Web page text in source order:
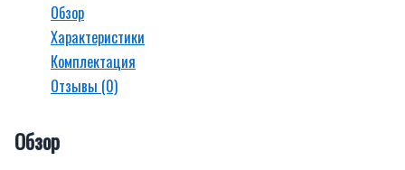
Обзор
Характеристики
Комплектация
Отзывы (0)
Обзор